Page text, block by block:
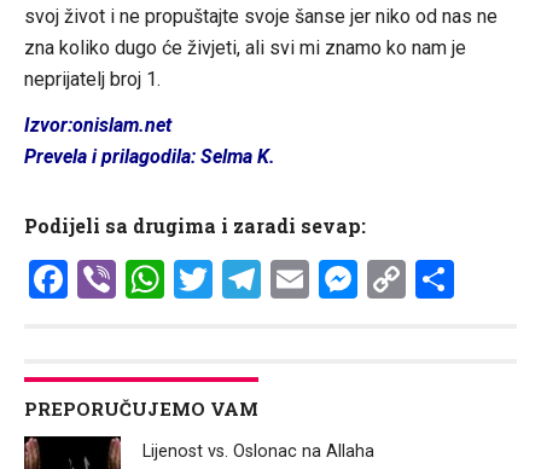
svoj život i ne propuštajte svoje šanse jer niko od nas ne
zna koliko dugo će živjeti, ali svi mi znamo ko nam je
neprijatelj broj 1.
Izvor:onislam.net
Prevela i prilagodila: Selma K.
Podijeli sa drugima i zaradi sevap:
Facebook
ViberWhatsApp
Twitter
Telegram
EmailCopy
PREPORUČUJEMO VAM
Lijenost vs. Oslonac na Allaha